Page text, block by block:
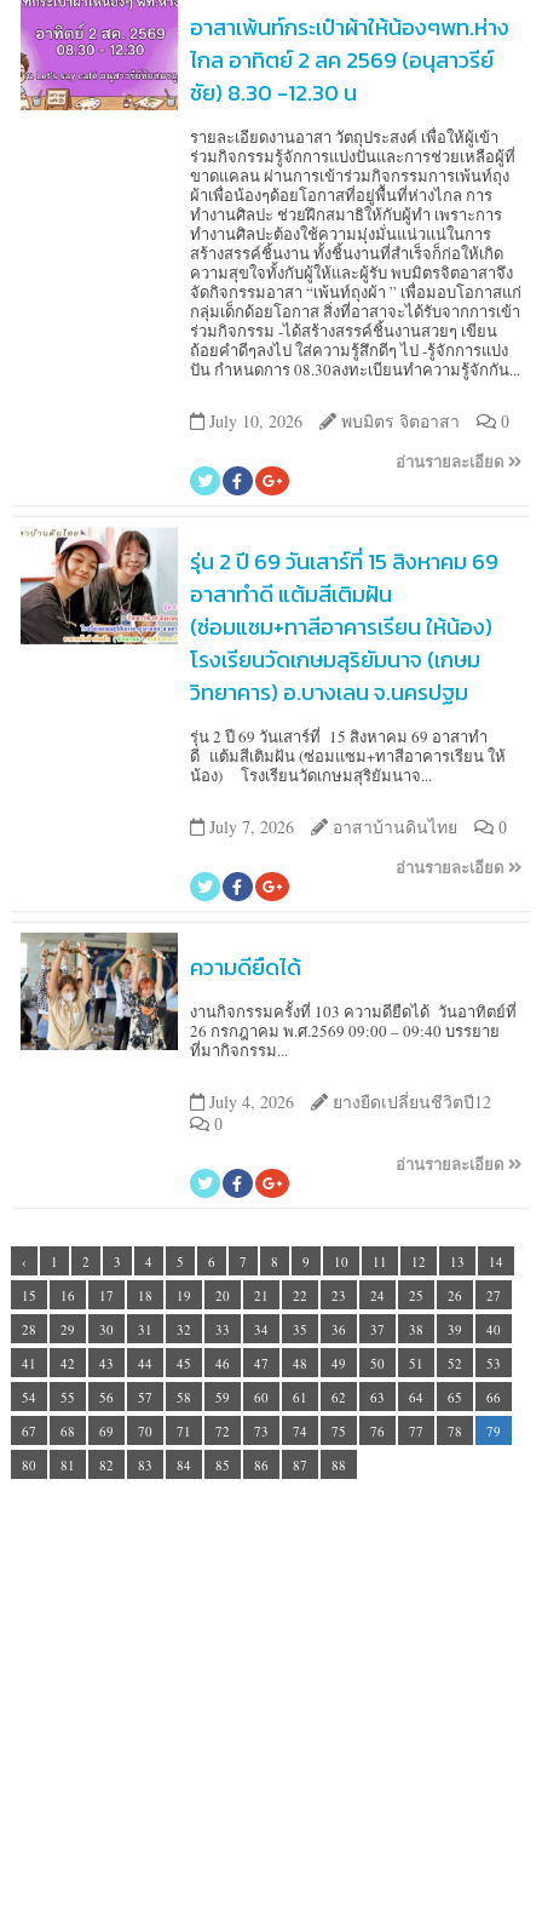
อาสาเพ้นท์กระเป๋าผ้าให้น้องๆพท.ห่าง
ไกล อาทิตย์ 2 สค 2569 (อนุสาวรีย์
ชัย) 8.30 -12.30 น
รายละเอียดงานอาสา วัตถุประสงค์ เพื่อให้ผู้เข้า
ร่วมกิจกรรมรู้จักการแบ่งปันและการช่วยเหลือผู้ที่
ขาดแคลน ผ่านการเข้าร่วมกิจกรรมการเพ้นท์ถุง
ผ้าเพื่อน้องๆด้อยโอกาสที่อยู่พื้นที่ห่างไกล การ
ทำงานศิลปะ ช่วยฝึกสมาธิให้กับผู้ทำ เพราะการ
ทำงานศิลปะต้องใช้ความมุ่งมั่นแน่วแน่ในการ
สร้างสรรค์ชิ้นงาน ทั้งชิ้นงานที่สำเร็จก็ก่อให้เกิด
ความสุขใจทั้งกับผู้ให้และผู้รับ พบมิตรจิตอาสาจึง
จัดกิจกรรมอาสา “เพ้นท์ถุงผ้า ” เพื่อมอบโอกาสแก่
กลุ่มเด็กด้อยโอกาส สิ่งที่อาสาจะได้รับจากการเข้า
ร่วมกิจกรรม -ได้สร้างสรรค์ชิ้นงานสวยๆ เขียน
ถ้อยคำดีๆลงไป ใส่ความรู้สึกดีๆ ไป -รู้จักการแบ่ง
ปัน กำหนดการ 08.30ลงทะเบียนทำความรู้จักกัน...
July 10, 2026 พบมิตร จิตอาสา 0
อ่านรายละเอียด
รุ่น 2 ปี 69 วันเสาร์ที่ 15 สิงหาคม 69
อาสาทำดี แต้มสีเติมฝัน
(ซ่อมแซม+ทาสีอาคารเรียน ให้น้อง)
โรงเรียนวัดเกษมสุริยัมนาจ (เกษม
วิทยาคาร) อ.บางเลน จ.นครปฐม
รุ่น 2 ปี 69 วันเสาร์ที่ 15 สิงหาคม 69 อาสาทำ
ดี แต้มสีเติมฝัน (ซ่อมแซม+ทาสีอาคารเรียน ให้
น้อง) โรงเรียนวัดเกษมสุริยัมนาจ...
July 7, 2026 อาสาบ้านดินไทย 0
อ่านรายละเอียด
ความดียืดได้
งานกิจกรรมครั้งที่ 103 ความดียืดได้ วันอาทิตย์ที่
26 กรกฎาคม พ.ศ.2569 09:00 – 09:40 บรรยาย
ที่มากิจกรรม...
July 4, 2026 ยางยืดเปลี่ยนชีวิตปี12
0
อ่านรายละเอียด
‹ 1 2 3 4 5 6 7 8 9 10 11 12 13
14
15
16 17 18 19 20 21 22 23 24 25 26
27
28
29 30 31 32 33 34 35 36 37 38 39
40
41
42 43 44 45 46 47 48 49 50 51 52
53
54
55 56 57 58 59 60 61 62 63 64 65
66
67
68 69 70 71 72 73 74 75 76 77 78
79
80
81 82 83 84 85 86 87 88